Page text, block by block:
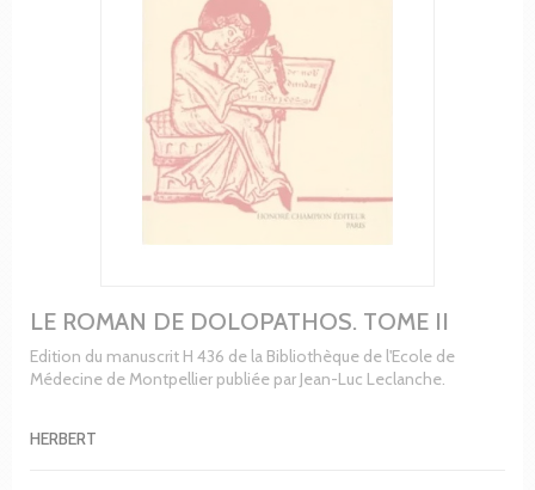
LE ROMAN DE DOLOPATHOS. TOME II
Edition du manuscrit H 436 de la Bibliothèque de l'Ecole de
Médecine de Montpellier publiée par Jean-Luc Leclanche.
HERBERT